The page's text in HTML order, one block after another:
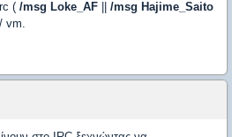
( /msg Loke_AF || /msg Hajime_Saito
vm.